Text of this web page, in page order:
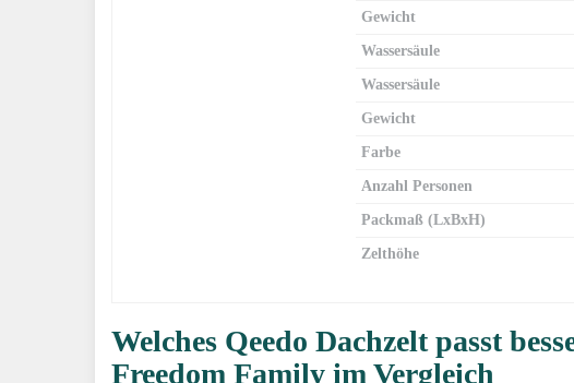
Gewicht
Wassersäule
Wassersäule
Gewicht
Farbe
Anzahl Personen
Packmaß (LxBxH)
Zelthöhe
Welches Qeedo Dachzelt passt
Freedom Family im Vergleich